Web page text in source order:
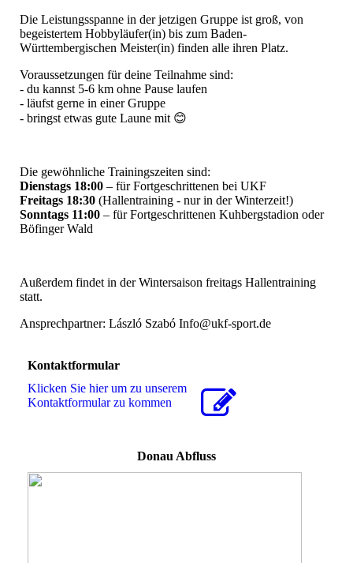
Die Leistungsspanne in der jetzigen Gruppe ist groß, von
begeistertem Hobbyläufer(in) bis zum Baden-
Württembergischen Meister(in) finden alle ihren Platz.
Voraussetzungen für deine Teilnahme sind:
- du kannst 5-6 km ohne Pause laufen
- läufst gerne in einer Gruppe
- bringst etwas gute Laune mit 😊
Die gewöhnliche Trainingszeiten sind:
Dienstags 18:00 – für Fortgeschrittenen bei UKF
Freitags 18:30 (Hallentraining - nur in der Winterzeit!)
Sonntags 11:00 – für Fortgeschrittenen Kuhbergstadion oder
Böfinger Wald
Außerdem findet in der Wintersaison freitags Hallentraining
statt.
Ansprechpartner: László Szabó Info@ukf-sport.de
Kontaktformular
Klicken Sie hier um zu unserem
Kon­takt­for­mu­lar zu kommen
Donau Abfluss